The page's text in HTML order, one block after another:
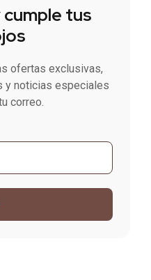
tus
ofertas exclusivas,
y noticias especiales
correo.